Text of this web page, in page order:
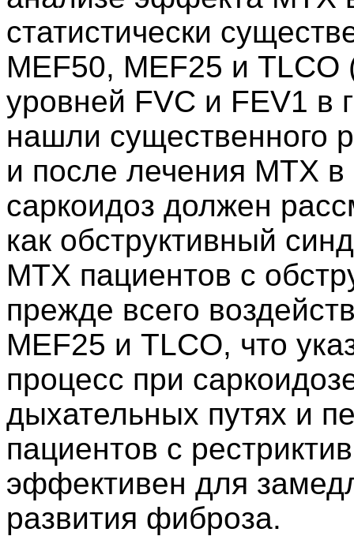
статистически
MEF50, MEF25 и TLCO
уровней FVC и FEV1 в
нашли существенного
и после лечения MTX
саркоидоз должен
как обструктивный
MTX пациентов с
прежде всего
MEF25 и TLCO, что
процесс при
дыхательных путях и
пациентов с
эффективен для
развития фиброза.